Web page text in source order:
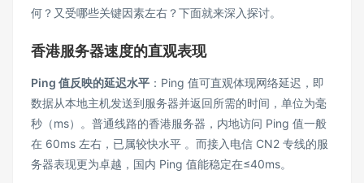
何？又受哪些关键因素左右？下面就来深入探讨。
香港服务器速度的直观表现
Ping 值反映的延迟水平 ：Ping 值可直观体现网络延迟，即
数据从本地主机发送到服务器并返回所需的时间，单位为毫
秒（ms）。普通线路的香港服务器，内地访问 Ping 值一般
在 60ms 左右，已属较快水平 。而接入电信 CN2 专线的服
务器表现更为卓越，国内 Ping 值能稳定在≤40ms。